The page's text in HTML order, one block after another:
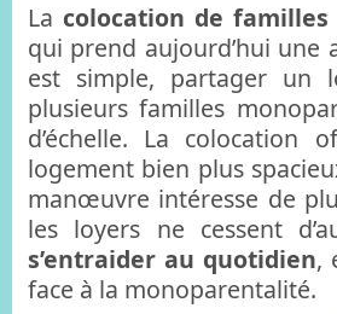
La colocation de
qui prend aujourd’hui
est simple, partager un
plusieurs familles
d’échelle. La
logement bien plus
manœuvre intéresse de
les loyers ne cessent
s’entraider au quotidien,
face à la monoparentalité.